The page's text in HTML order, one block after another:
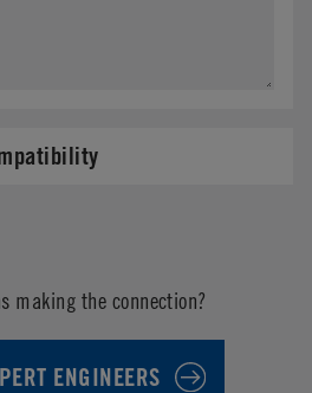
making the connection?
ENGINEERS